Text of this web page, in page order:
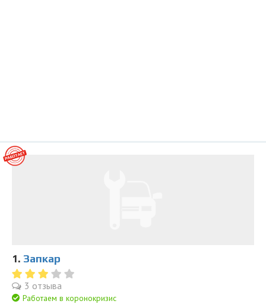
1. Запкар
3 отзыва
Работаем в коронокризис